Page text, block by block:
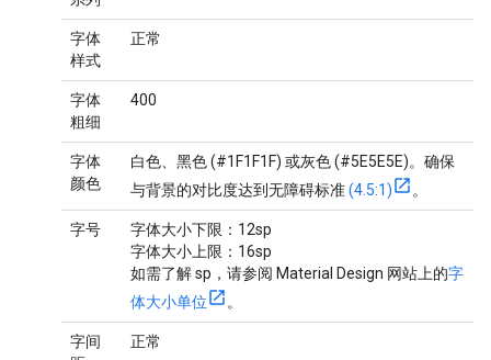
字体
样式
正常
字体
粗细
400
字体
颜色
白色、黑色 (#1F1F1F) 或灰色 (#5E5E5E)。确保
与背景的对比度达到无障碍标准(4.5:1) 。
字号
字体大小下限：12sp
字体大小上限：16sp
如需了解 sp，请参阅 Material Design 网站上的字
体大小单位
。
字间
正常